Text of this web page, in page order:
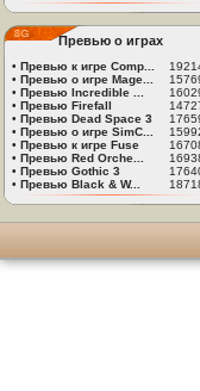
Превью о играх
• Превью к игре Comp...
• Превью о игре Mage...
• Превью Incredible ...
• Превью Firefall
• Превью Dead Space 3
• Превью о игре SimC...
• Превью к игре Fuse
• Превью Red Orche...
• Превью Gothic 3
• Превью Black & W...